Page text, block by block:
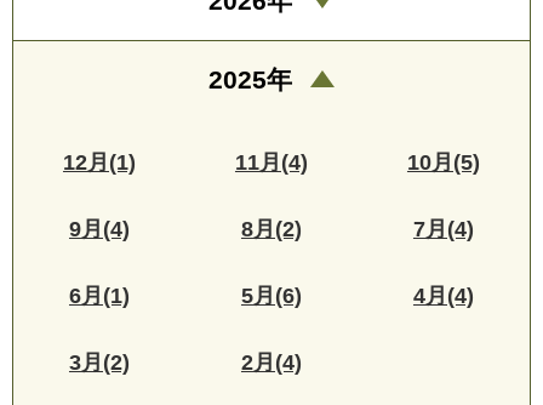
2025年
12月(1) 11月(4) 10月(5)
9月(4) 8月(2) 7月(4)
6月(1) 5月(6) 4月(4)
3月(2) 2月(4)